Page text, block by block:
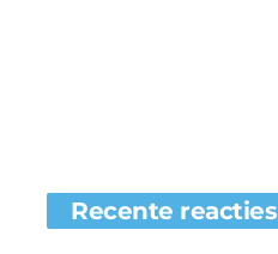
Recente reacties